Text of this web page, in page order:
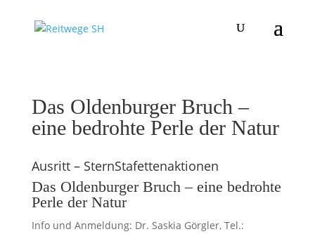
Das Oldenburger Bruch –
eine bedrohte Perle der Natur
Ausritt – SternStafettenaktionen
Das Oldenburger Bruch – eine bedrohte
Perle der Natur
Info und Anmeldung: Dr. Saskia Görgler, Tel.: